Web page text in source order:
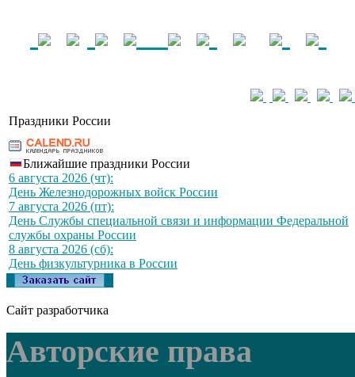
Праздники России
Ближайшие праздники России
6 августа 2026 (чт):
День Железнодорожных войск России
7 августа 2026 (пт):
День Службы специальной связи и информации Федеральной
службы охраны России
8 августа 2026 (сб):
День физкультурника в России
Сайт разработчика
Авторские права